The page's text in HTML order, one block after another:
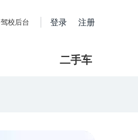
驾校后台 登录 注册
二手车